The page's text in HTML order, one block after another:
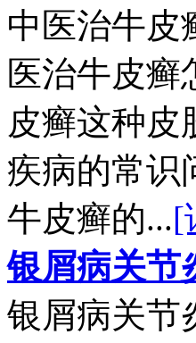
中医治牛皮
医治牛皮癣
皮癣这种皮
疾病的常识
牛皮癣的...[
银屑病关节
银屑病关节